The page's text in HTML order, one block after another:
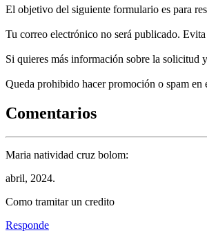
El objetivo del siguiente formulario es para
Tu correo electrónico no será publicado.
Si quieres más información sobre la solicitud
Queda prohibido hacer promoción o spam en
Comentarios
Maria natividad cruz bolom:
abril, 2024.
Como tramitar un credito
Responde